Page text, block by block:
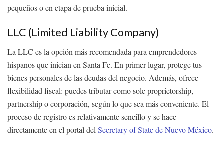
pequeños o en etapa de prueba inicial.
LLC (Limited Liability Company)
La LLC es la opción más recomendada para emprendedores
hispanos que inician en Santa Fe. En primer lugar, protege tus
bienes personales de las deudas del negocio. Además, ofrece
flexibilidad fiscal: puedes tributar como sole proprietorship,
partnership o corporación, según lo que sea más conveniente. El
proceso de registro es relativamente sencillo y se hace
directamente en el portal del Secretary of State de Nuevo México.